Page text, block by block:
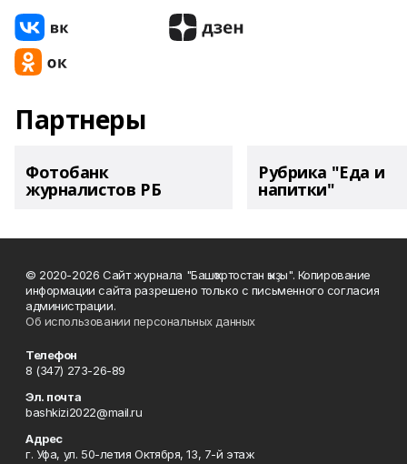
Партнеры
Фотобанк
журналистов РБ
Рубрика "Еда и
напитки"
© 2020-2026 Сайт журнала "Башҡортостан ҡыҙы". Копирование
информации сайта разрешено только с письменного согласия
администрации.
Об использовании персональных данных
Телефон
8 (347) 273-26-89
Эл. почта
bashkizi2022@mail.ru
Адрес
г. Уфа, ул. 50-летия Октября, 13, 7-й этаж